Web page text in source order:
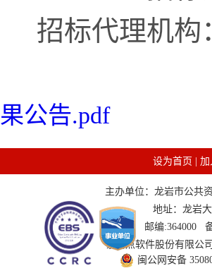
招标代理机构
公告.pdf
设为首页 加
主办单位：龙岩市公共
地址：龙岩
邮编:364000
技术支持：国泰新点软件股份有限
闽公网安备